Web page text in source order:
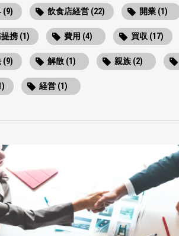
(9) 飲食店経営 (22) 開業 (1)
携 (1) 費用 (4) 買収 (17)
(9) 解散 (1) 親族 (2)
経営 (1)